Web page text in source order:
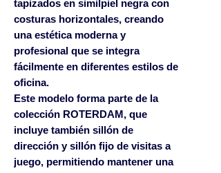
tapizados en similpiel negra con
costuras horizontales, creando
una estética moderna y
profesional que se integra
fácilmente en diferentes estilos de
oficina.
Este modelo forma parte de la
colección ROTERDAM, que
incluye también sillón de
dirección y sillón fijo de visitas a
juego, permitiendo mantener una